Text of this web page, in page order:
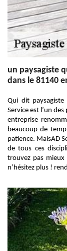
un paysagiste
dans le 81140
Qui dit
Service est l’un
entreprise
beaucoup de
patience. MaisAD
de tous ces
trouvez pas mieux
n’hésitez plus !